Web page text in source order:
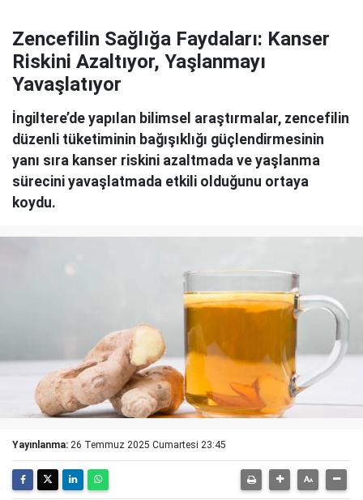
Zencefilin Sağlığa Faydaları: Kanser
Riskini Azaltıyor, Yaşlanmayı
Yavaşlatıyor
İngiltere’de yapılan bilimsel araştırmalar, zencefilin
düzenli tüketiminin bağışıklığı güçlendirmesinin
yanı sıra kanser riskini azaltmada ve yaşlanma
sürecini yavaşlatmada etkili olduğunu ortaya
koydu.
Yayınlanma: 26 Temmuz 2025 Cumartesi 23:45